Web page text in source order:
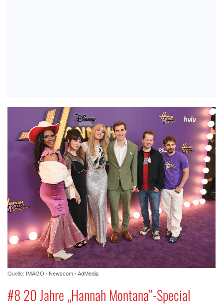
Quelle: IMAGO / Newscom / AdMedia
#8 20 Jahre „Hannah Montana“-Special